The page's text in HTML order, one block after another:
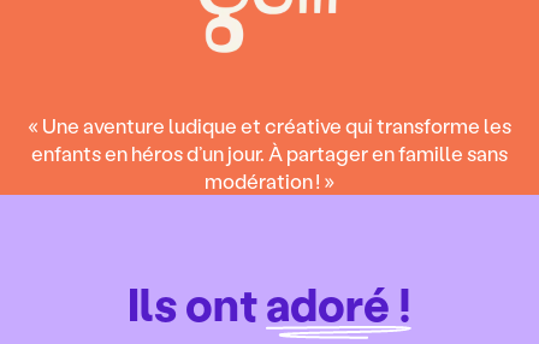
« Une aventure ludique et créative qui transforme les
enfants en héros d’un jour. À partager en famille sans
modération ! »
Ils ontadoré !